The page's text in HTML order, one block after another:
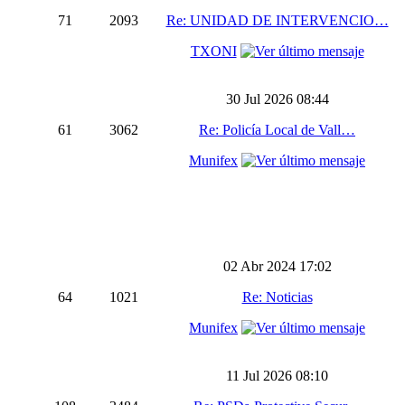
71 2093
Re: UNIDAD DE INTERVENCIO…
TXONI
61 3062
30 Jul 2026 08:44
Re: Policía Local de Vall…
Munifex
64 1021
02 Abr 2024 17:02
Re: Noticias
Munifex
11 Jul 2026 08:10